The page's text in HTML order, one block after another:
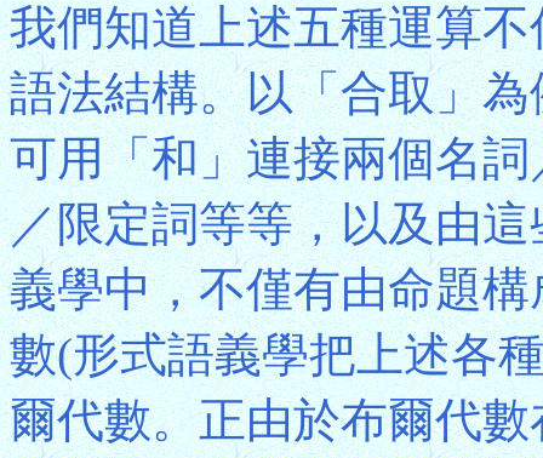
我們知道上述五種運算
語法結構。以「合取」
可用「和」連接兩個名
／限定詞等等，以及由
義學中，不僅有由命題
數(形式語義學把上述各
爾代數。正由於布爾代